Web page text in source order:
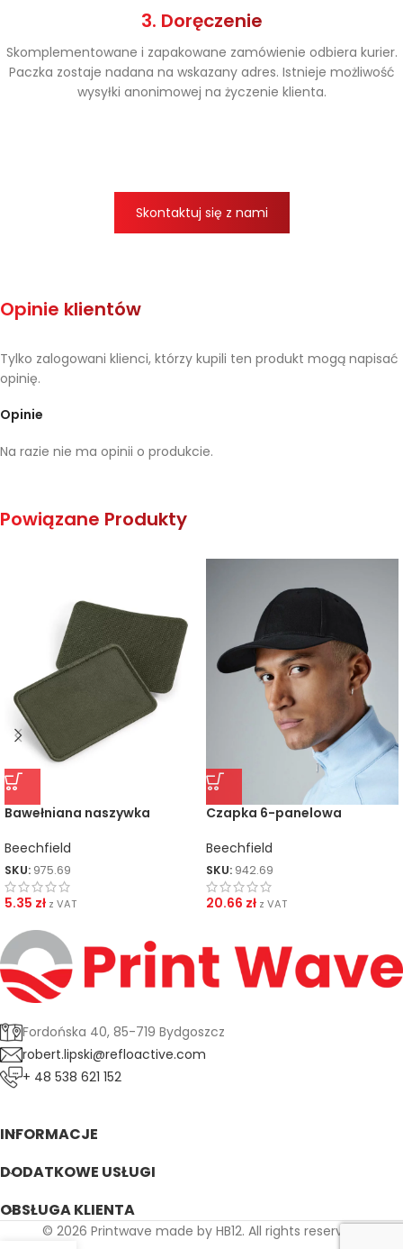
3. Doręczenie
Skomplementowane i zapakowane zamówienie odbiera kurier.
Paczka zostaje nadana na wskazany adres. Istnieje możliwość
wysyłki anonimowej na życzenie klienta.
Skontaktuj się z nami
Opinie klientów
Opinie
Na razie nie ma opinii o produkcie.
Tylko zalogowani klienci, którzy kupili ten produkt mogą napisać
opinię.
Powiązane Produkty
Bawełniana naszywka
Beechfield
SKU: 975.69
5.35 zł z VAT
Czapka 6-panelowa
Beechfield
SKU: 942.69
20.66 zł z VAT
Fordońska 40, 85-719 Bydgoszcz
robert.lipski@refloactive.com
+ 48 538 621 152
INFORMACJE
DODATKOWE USŁUGI
OBSŁUGA KLIENTA
© 2026 Printwave made by HB12. All rights reserved.